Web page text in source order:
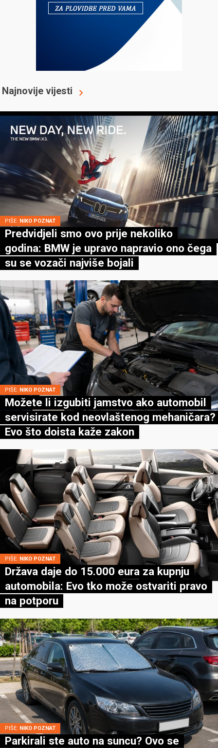
Najnovije vijesti
PIŠE: NIKO POZNAT
Predvidjeli smo ovo prije nekoliko
godina: BMW je upravo napravio ono čega
su se vozači najviše bojali
PIŠE: NIKO POZNAT
Možete li izgubiti jamstvo ako automobil
servisirate kod neovlaštenog mehaničara?
Evo što doista kaže zakon
PIŠE: NIKO POZNAT
Država daje do 15.000 eura za kupnju
automobila: Evo tko može ostvariti pravo
na potporu
PIŠE: NIKO POZNAT
Parkirali ste auto na suncu? Ovo se